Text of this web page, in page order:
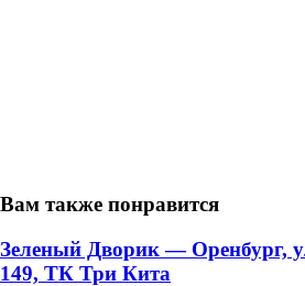
Вам также понравится
Зеленый Дворик — Оренбург,
149, ТК Три Кита